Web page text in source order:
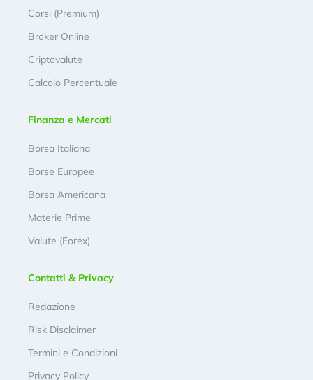
Corsi (Premium)
Broker Online
Criptovalute
Calcolo Percentuale
Finanza e Mercati
Borsa Italiana
Borse Europee
Borsa Americana
Materie Prime
Valute (Forex)
Contatti & Privacy
Redazione
Risk Disclaimer
Termini e Condizioni
Privacy Policy